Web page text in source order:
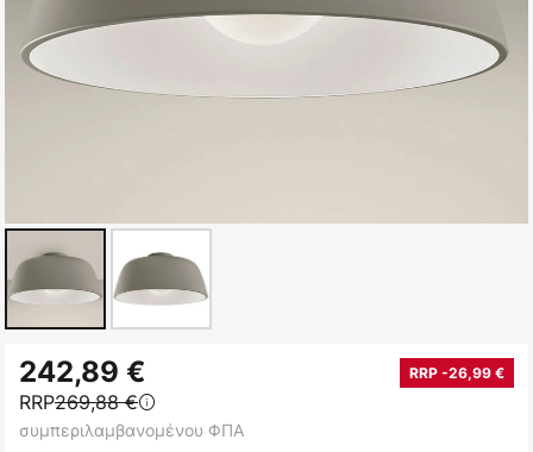
στην
αρχή
της
242,89 € RRP -26,99 €
RRP269,88 €
συμπεριλαμβανομένου ΦΠΑ